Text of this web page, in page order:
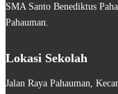
SMA Santo Benediktus
Pahauman.
Lokasi Sekolah
Jalan Raya Pahauman,